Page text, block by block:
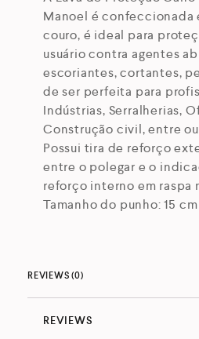
Manoel é confeccionada
couro, é ideal para
usuário contra agentes
escoriantes, cortantes,
de ser perfeita para
Indústrias, Serralherias,
Construção civil, entre
Possui tira de reforço
entre o polegar e o
reforço interno em raspa
Tamanho do punho: 15
REVIEWS (0)
REVIEWS